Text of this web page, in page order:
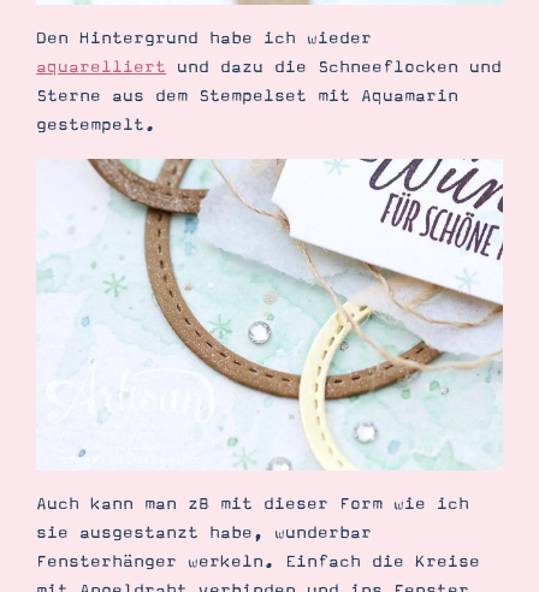
Den Hintergrund habe ich wieder
aquarelliert und dazu die Schneeflocken und
Sterne aus dem Stempelset mit Aquamarin
gestempelt.
Auch kann man zB mit dieser Form wie ich
sie ausgestanzt habe, wunderbar
Fensterhänger werkeln. Einfach die Kreise